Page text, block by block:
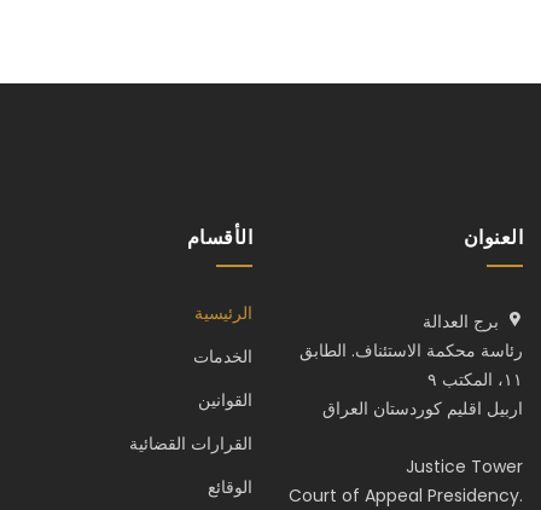
العنوان
برج العدالة
رئاسة محكمة الاستئناف. الطابق
١١، المكتب ٩
اربيل اقليم كوردستان العراق
Justice Tower
Court of Appeal Presidency.
الأقسام
الرئيسية
الخدمات
القوانين
القرارات القضائية
الوقائع